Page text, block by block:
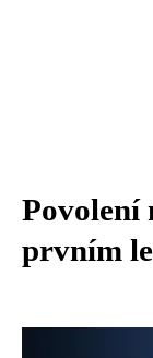
Povolení
prvním